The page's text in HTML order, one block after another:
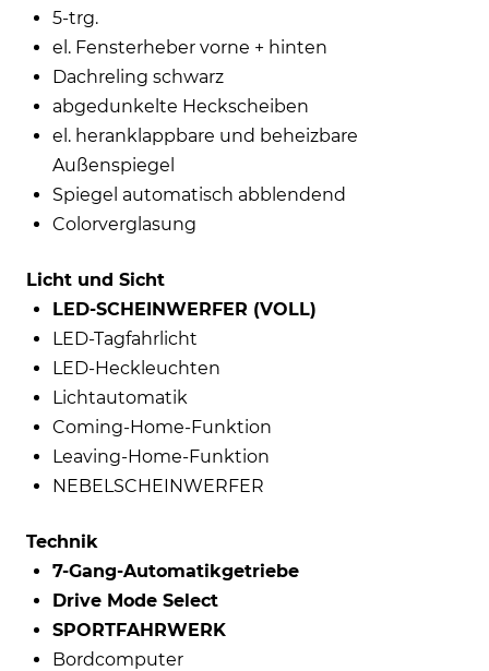
5-trg.
el. Fensterheber vorne + hinten
Dachreling schwarz
abgedunkelte Heckscheiben
el. heranklappbare und beheizbare
Außenspiegel
Spiegel automatisch abblendend
Colorverglasung
Licht und Sicht
LED-SCHEINWERFER (VOLL)
LED-Tagfahrlicht
LED-Heckleuchten
Lichtautomatik
Coming-Home-Funktion
Leaving-Home-Funktion
NEBELSCHEINWERFER
Technik
7-Gang-Automatikgetriebe
Drive Mode Select
SPORTFAHRWERK
Bordcomputer